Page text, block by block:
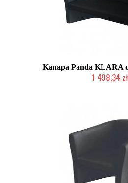
Kanapa Panda KLARA
1 498,34 zł